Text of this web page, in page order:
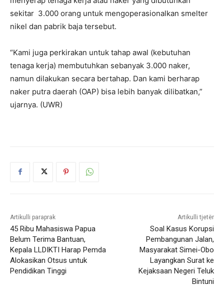
sekitar 3.000 orang untuk mengoperasionalkan smelter
nikel dan pabrik baja tersebut.
“Kami juga perkirakan untuk tahap awal (kebutuhan
tenaga kerja) membutuhkan sebanyak 3.000 naker,
namun dilakukan secara bertahap. Dan kami berharap
naker putra daerah (OAP) bisa lebih banyak dilibatkan,”
ujarnya. (UWR)
Artikulli paraprak
45 Ribu Mahasiswa Papua
Belum Terima Bantuan,
Kepala LLDIKTI Harap Pemda
Alokasikan Otsus untuk
Pendidikan Tinggi
Artikulli tjetër
Soal Kasus Korupsi
Pembangunan Jalan,
Masyarakat Simei-Obo
Layangkan Surat ke
Kejaksaan Negeri Teluk
Bintuni